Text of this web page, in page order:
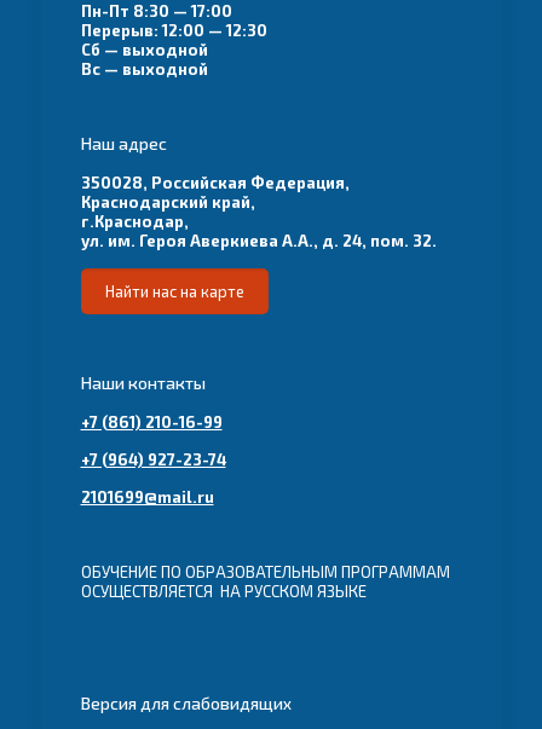
Пн-Пт 8:30 — 17:00
Перерыв: 12:00 — 12:30
Сб — выходной
Вс — выходной
Наш адрес
350028, Российская Федерация,
Краснодарский край,
г.Краснодар,
ул. им. Героя Аверкиева А.А., д. 24, пом. 32.
Найти нас на карте
Наши контакты
+7 (861) 210-16-99
+7 (964) 927-23-74
2101699@mail.ru
ОБУЧЕНИЕ ПО ОБРАЗОВАТЕЛЬНЫМ ПРОГРАММАМ
ОСУЩЕСТВЛЯЕТСЯ НА РУССКОМ ЯЗЫКЕ
Версия для слабовидящих